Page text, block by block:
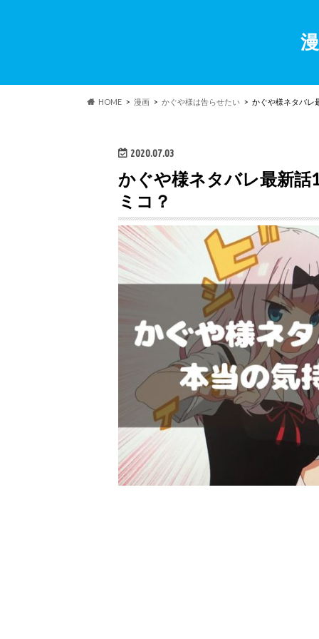
HOME 漫画 かぐや様は告らせたい かぐや様ネタバレ
2020.07.03
かぐや様ネタバレ最新話
ミコ？